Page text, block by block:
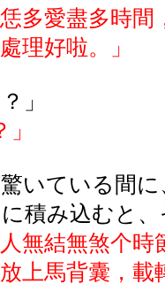
恁多愛盡多時
理好啦。」
」
」
いている間
積み込むと
無結無煞个時
上馬背囊，載